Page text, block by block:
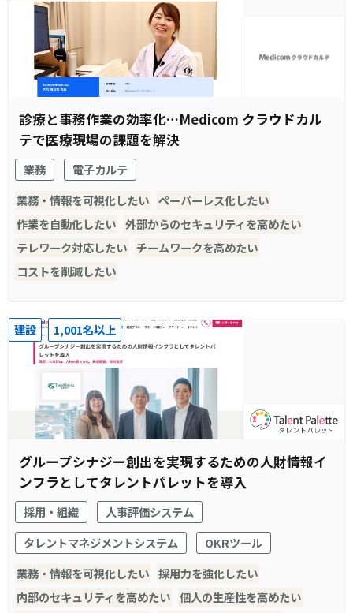
診療と事務作業の効率化…Medicom クラウドカル
テで医療現場の課題を解決
業務
電子カルテ
業務・情報を可視化したい ペーパーレス化したい
作業を自動化したい 外部からのセキュリティを高めたい
テレワーク対応したい チームワークを高めたい
コストを削減したい
建設 1,001名以上
グループシナジー創出を実現するための人財情報イ
ンフラとしてタレントパレットを導入
採用・組織
人事評価システム
タレントマネジメントシステム
OKRツール
業務・情報を可視化したい 採用力を強化したい
内部のセキュリティを高めたい 個人の生産性を高めたい